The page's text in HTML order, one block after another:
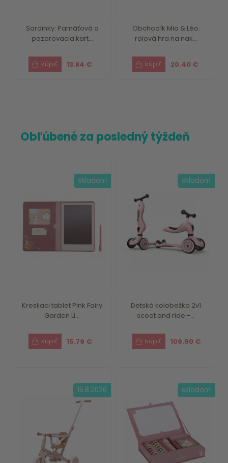
Sardinky: Pamäťová a
pozorovacia kart...
13.84 €
Obchodík Mia & Léo:
rolová hra na nak...
20.40 €
Obľúbené za posledný týždeň
Kresliaci tablet Pink Fairy
Garden Li...
15.79 €
skladom
Detská kolobežka 2v1
scoot and ride -...
109.90 €
skladom
15.8.2026 skladom